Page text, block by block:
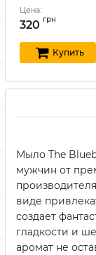
Артикул:
Цена:
320 грн
Купить
Мыло The
мужчин от
виде
создает
гладкости и
аромат не